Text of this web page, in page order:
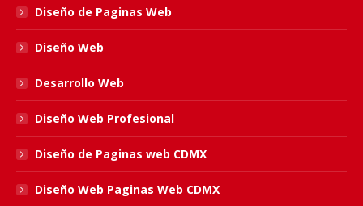
windowwindowwindowwindow
Diseño de Paginas Web
Diseño Web
Desarrollo Web
Diseño Web Profesional
Diseño de Paginas web CDMX
Diseño Web Paginas Web CDMX